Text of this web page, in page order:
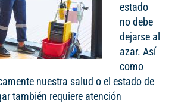
estado
no debe
dejarse al
azar. Así
como
nuestra salud o el estado de
también requiere atención